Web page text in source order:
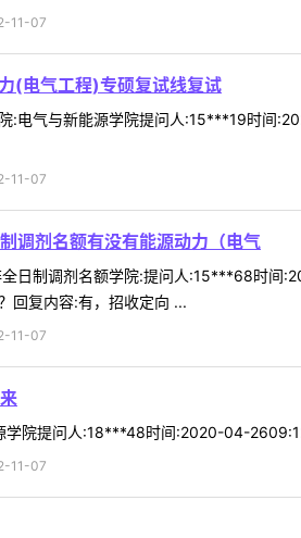
11-07
(电气工程)专硕复试线复试
:电气与新能源学院提问人:15***19时间
11-07
调剂名额有没有能源动力（电气
日制调剂名额学院:提问人:15***68时间
回复内容:有，招收定向 ...
11-07
学院提问人:18***48时间:2020-04-
11-07